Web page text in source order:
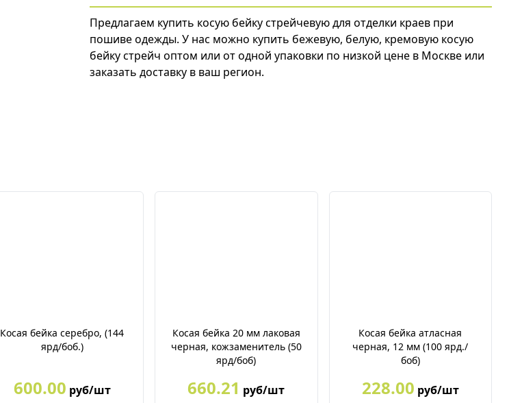
Предлагаем купить косую бейку стрейчевую для отделки краев при
пошиве одежды. У нас можно купить бежевую, белую, кремовую косую
бейку стрейч оптом или от одной упаковки по низкой цене в Москве или
заказать доставку в ваш регион.
Косая бейка серебро, (144
ярд/боб.)
600.00 руб/шт
Косая бейка 20 мм лаковая
черная, кожзаменитель (50
ярд/боб)
660.21 руб/шт
Косая бейка атласная
черная, 12 мм (100 ярд./
боб)
228.00 руб/шт